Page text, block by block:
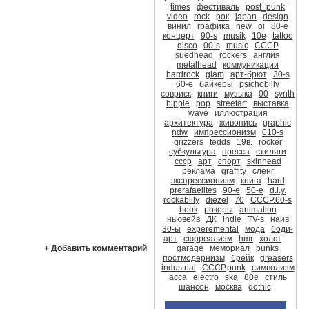
+ Добавить комментарий
times
фестиваль
post_punk
video
rock рок japan
design
винил
графика new oi
80-е
концерт
90-s musik 10е
tattoo
disco
00-s music
CCCР
suedhead
rockers
англия
metalhead
коммуникации
hardrock
glam арт-брют
30-s
60-е
байкеры
psichobilly
совриск
книги музыка 00
synth
hippie
pop streetart
выставка
wave
иллюстрация
архитектура
живопись
graphic
ndw
импрессионизм
010-s
grizzers
tedds 19в.
rocker
субкультура
пресса
стиляги
ссср
арт спорт
skinhead
реклама
graffity
сленг
экспрессионизм
книга
hard
prerafaelites
90-е 50-е
d.i.y.
rockabilly
diezel 70
СССР.60-s
book
рокеры
animation
ньювейв
ДК indie TV-s
наив
30-ы
experemental мода
боди-
арт
сюрреализм hmr
холст
garage
мемориал
punks
постмодернизм
брейк
greasers
industrial
CCCР.punk
символизм
асса
electro ska 80е
стиль
шансон
москва gothic